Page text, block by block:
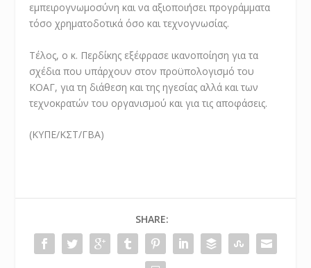
εμπειρογνωμοσύνη και να αξιοποιήσει προγράμματα
τόσο χρηματοδοτικά όσο και τεχνογνωσίας.
Τέλος, ο κ. Περδίκης εξέφρασε ικανοποίηση για τα
σχέδια που υπάρχουν στον προϋπολογισμό του
ΚΟΑΓ, για τη διάθεση και της ηγεσίας αλλά και των
τεχνοκρατών του οργανισμού και για τις αποφάσεις.
(ΚΥΠΕ/ΚΣΤ/ΓΒΑ)
SHARE: